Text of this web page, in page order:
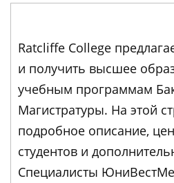
Ratcliffe College
и получить высшее
учебным программам
Магистратуры. На этой
подробное описание,
студентов и
Специалисты